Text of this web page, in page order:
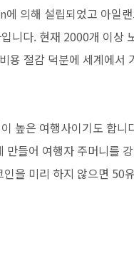
의해 설립되었고 아일
니다. 현재 2000개 이상
용 절감 덕분에 세계에서
높은 여행사이기도 합니
만들어 여행자 주머니를
을 미리 하지 않으면 50